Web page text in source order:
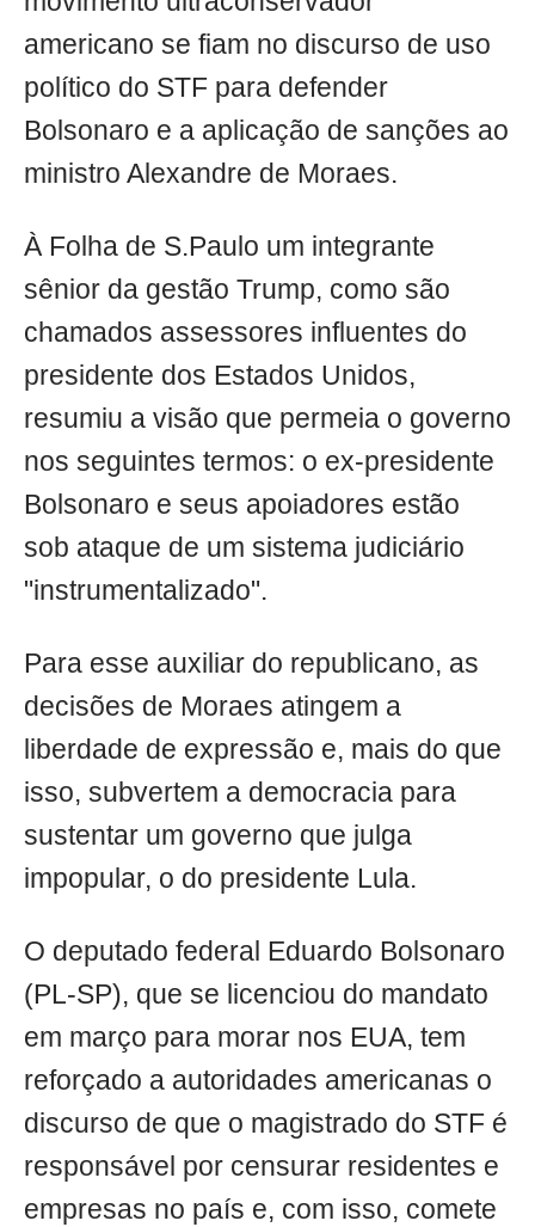
americano se fiam no discurso de uso
político do STF para defender
Bolsonaro e a aplicação de sanções ao
ministro Alexandre de Moraes.
À Folha de S.Paulo um integrante
sênior da gestão Trump, como são
chamados assessores influentes do
presidente dos Estados Unidos,
resumiu a visão que permeia o governo
nos seguintes termos: o ex-presidente
Bolsonaro e seus apoiadores estão
sob ataque de um sistema judiciário
"instrumentalizado".
Para esse auxiliar do republicano, as
decisões de Moraes atingem a
liberdade de expressão e, mais do que
isso, subvertem a democracia para
sustentar um governo que julga
impopular, o do presidente Lula.
O deputado federal Eduardo Bolsonaro
(PL-SP), que se licenciou do mandato
em março para morar nos EUA, tem
reforçado a autoridades americanas o
discurso de que o magistrado do STF é
responsável por censurar residentes e
empresas no país e, com isso, comete